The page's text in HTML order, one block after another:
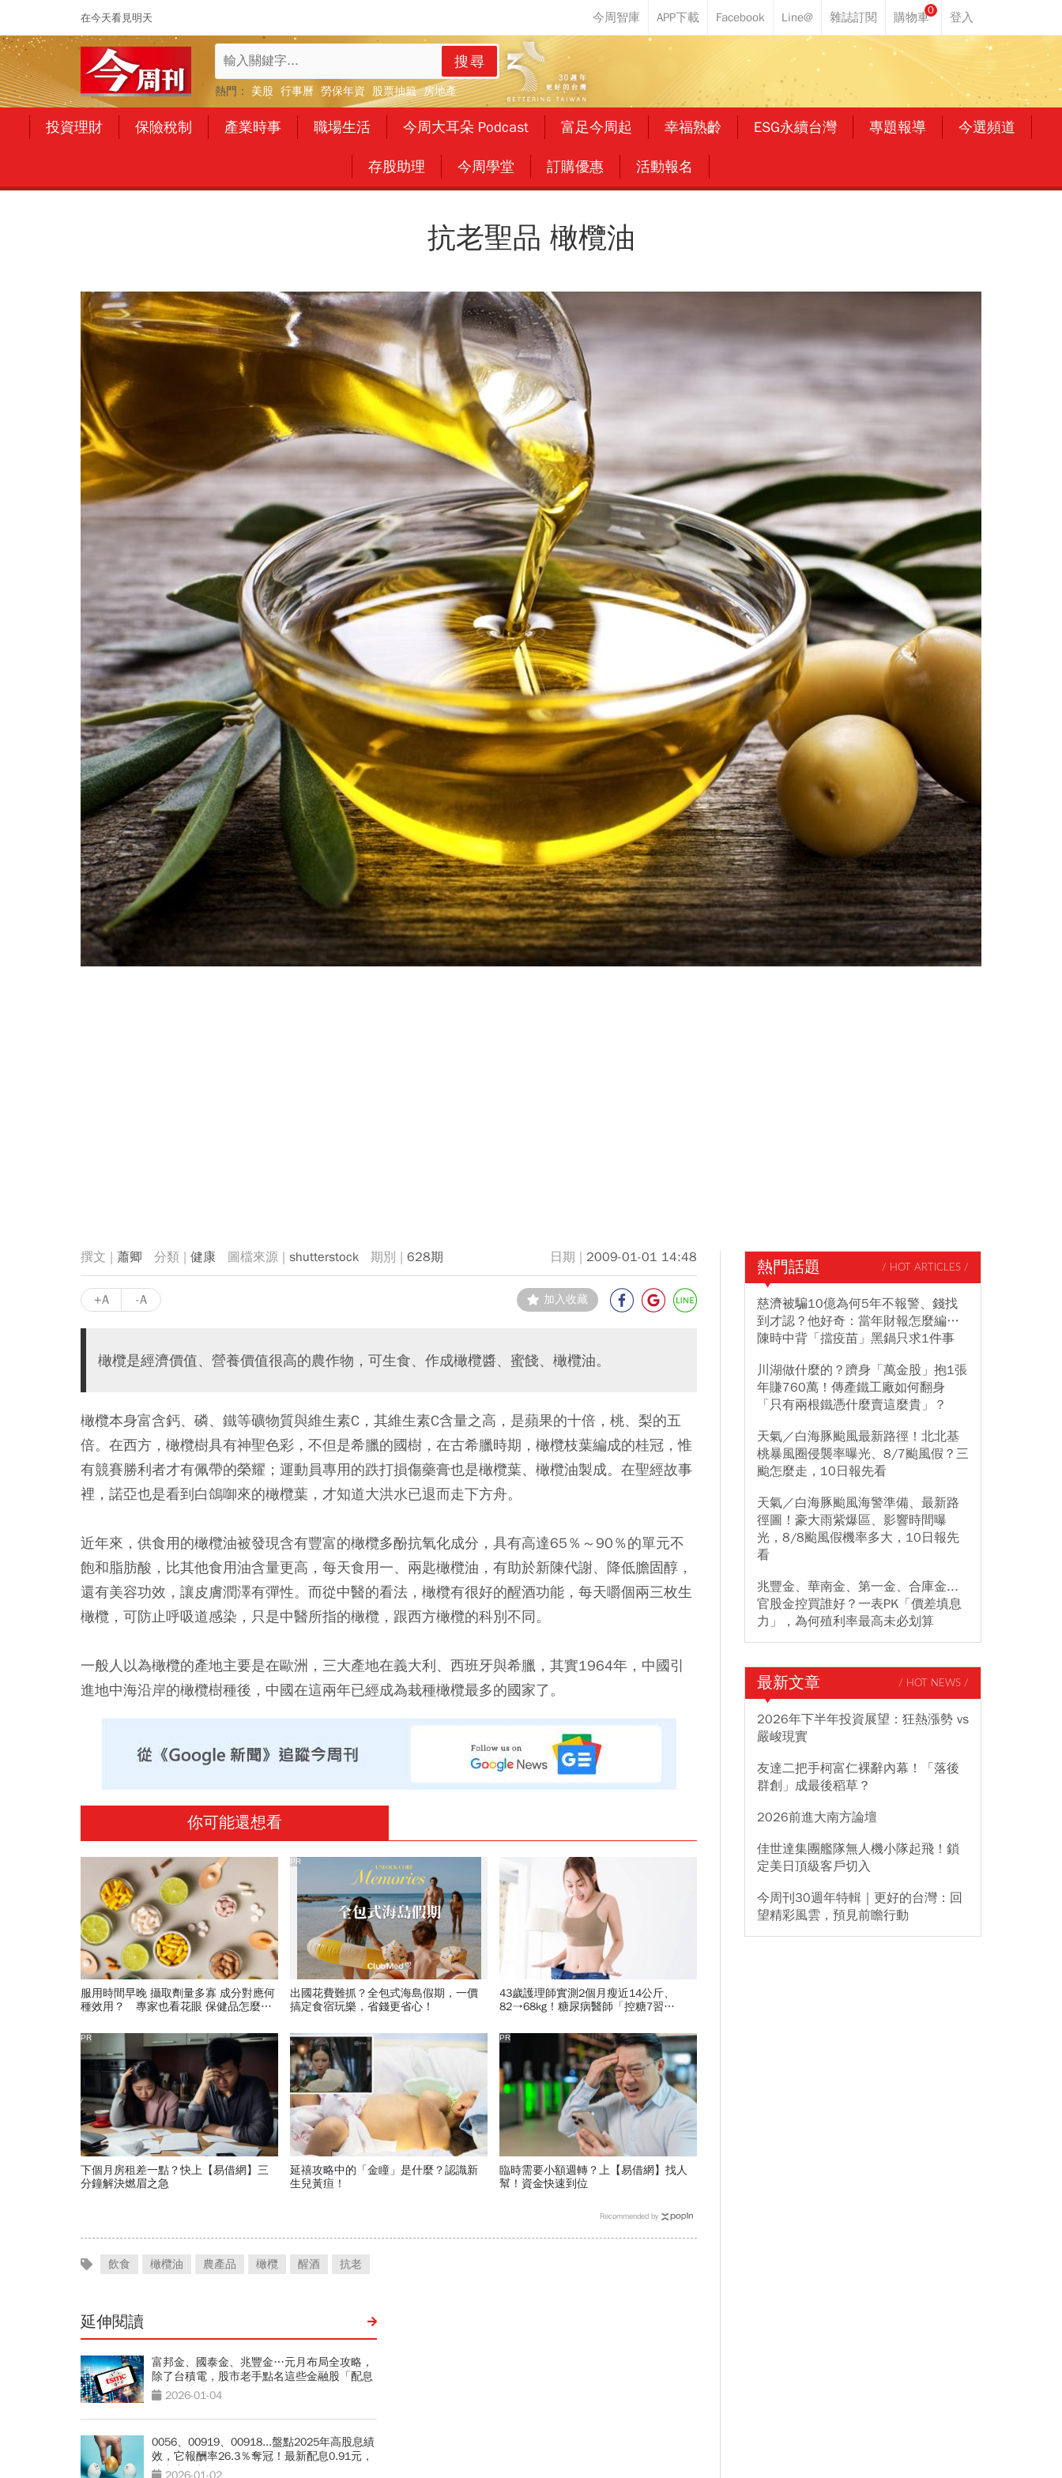
在今天看見明天
0
搜尋
熱門： 美股 行事曆 勞保年資 股票抽籤 房地產
投資理財 保險稅制 產業時事 職場生活 今周大耳朵 Podcast 富足今周起 幸福熟齡 ESG永續台灣 專題報導 今選頻道
存股助理 今周學堂 訂購優惠 活動報名
抗老聖品 橄欖油
蕭卿 健康 shutterstock 628期 2009-01-01 14:48
+A -A 加入收藏
橄欖是經濟價值、營養價值很高的農作物，可生食、作成橄欖醬、蜜餞、橄欖油。
橄欖本身富含鈣、磷、鐵等礦物質與維生素C，其維生素C含量之高，是蘋果的十倍，桃、梨的五
倍。在西方，橄欖樹具有神聖色彩，不但是希臘的國樹，在古希臘時期，橄欖枝葉編成的桂冠，惟
有競賽勝利者才有佩帶的榮耀；運動員專用的跌打損傷藥膏也是橄欖葉、橄欖油製成。在聖經故事
裡，諾亞也是看到白鴿啣來的橄欖葉，才知道大洪水已退而走下方舟。
近年來，供食用的橄欖油被發現含有豐富的橄欖多酚抗氧化成分，具有高達65％～90％的單元不
飽和脂肪酸，比其他食用油含量更高，每天食用一、兩匙橄欖油，有助於新陳代謝、降低膽固醇，
還有美容功效，讓皮膚潤澤有彈性。而從中醫的看法，橄欖有很好的醒酒功能，每天嚼個兩三枚生
橄欖，可防止呼吸道感染，只是中醫所指的橄欖，跟西方橄欖的科別不同。
一般人以為橄欖的產地主要是在歐洲，三大產地在義大利、西班牙與希臘，其實1964年，中國引
進地中海沿岸的橄欖樹種後，中國在這兩年已經成為栽種橄欖最多的國家了。
你可能還想看
服用時間早晚 攝取劑量多寡 成分對應何
種效用？ 專家也看花眼 保健品怎麼吃
出國花費難抓？全包式海島假期，一價
搞定食宿玩樂，省錢更省心！
PR
43歲護理師實測2個月瘦近14公斤、
82→68kg！糖尿病醫師「控糖7習
減脂
下個月房租差一點？快上【易借網】三
分鐘解決燃眉之急
PR
延禧攻略中的「金瞳」是什麼？認識新
生兒黃疸！
臨時需要小額週轉？上【易借網】找人
幫！資金快速到位
PR
Recommended by
飲食 橄欖油 農產品 橄欖 醒酒 抗老
延伸閱讀
富邦金、國泰金、兆豐金…元月布局全攻略，
除了台積電，股市老手點名這些金融股「配息
預期」撐股價
2026-01-04
0056、00919、00918...盤點2025年高股息績
效，它報酬率26.3％奪冠！最新配息0.91元，
殖利率狂飆16％
熱門話題 / HOT ARTICLES /
慈濟被騙10億為何5年不報警、錢找
到才認？他好奇：當年財報怎麼編…
陳時中背「擋疫苗」黑鍋只求1件事
川湖做什麼的？躋身「萬金股」抱1張
年賺760萬！傳產鐵工廠如何翻身
「只有兩根鐵憑什麼賣這麼貴」？
天氣／白海豚颱風最新路徑！北北基
桃暴風圈侵襲率曝光、8/7颱風假？三
颱怎麼走，10日報先看
天氣／白海豚颱風海警準備、最新路
徑圖！豪大雨紫爆區、影響時間曝
光，8/8颱風假機率多大，10日報先
看
兆豐金、華南金、第一金、合庫金...
官股金控買誰好？一表PK「價差填息
力」，為何殖利率最高未必划算
最新文章 / HOT NEWS /
2026年下半年投資展望：狂熱漲勢 vs
嚴峻現實
友達二把手柯富仁裸辭內幕！「落後
群創」成最後稻草？
2026前進大南方論壇
佳世達集團艦隊無人機小隊起飛！鎖
定美日頂級客戶切入
今周刊30週年特輯｜更好的台灣：回
望精彩風雲，預見前瞻行動